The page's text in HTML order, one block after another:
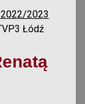
2023
Łódź